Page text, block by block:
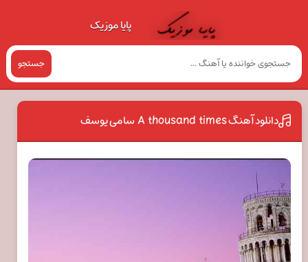
پایا موزیک
جستجو
دانلود آهنگ A thousand times سامی یوسف